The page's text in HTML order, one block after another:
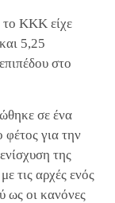
το ΚΚΚ είχε
5,25
στο
σε ένα
φέτος για την
της
τις αρχές ενός
ως οι κανόνες